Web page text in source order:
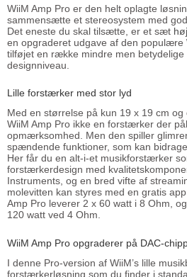
WiiM Amp Pro er den helt oplagte
sammensætte et stereosystem med
Det eneste du skal tilsætte, er et sæt
en opgraderet udgave af den populære
tilføjet en række mindre men
designniveau.
Lille forstærker med stor lyd
Med en størrelse på kun 19 x 19 cm
WiiM Amp Pro ikke en forstærker der
opmærksomhed. Men den spiller
spændende funktioner, som kan
Her får du en alt-i-et musikforstærker
forstærkerdesign med
Instruments, og en bred vifte af
molevitten kan styres med en gratis
Amp Pro leverer 2 x 60 watt i 8 Ohm,
120 watt ved 4 Ohm.
WiiM Amp Pro opgraderer på DAC-
I denne Pro-version af WiiM’s lille
forstærkerløsning som du finder i